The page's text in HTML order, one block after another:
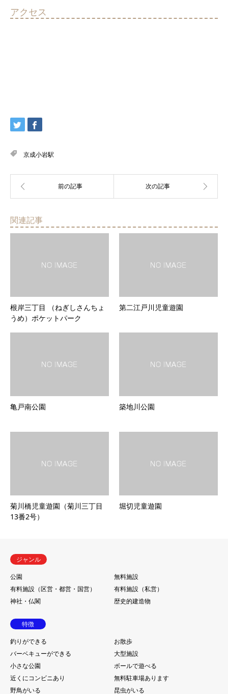
アクセス
京成小岩駅
関連記事
根岸三丁目 （ねぎしさんちょ
うめ）ポケットパーク
第二江戸川児童遊園
亀戸南公園 築地川公園
菊川橋児童遊園（菊川三丁目
13番2号）
堀切児童遊園
ジャンル
公園
無料施設
有料施設（区営・都営・国営）
有料施設（私営）
神社・仏閣
歴史的建造物
特徴
釣りができる
お散歩
バーベキューができる
大型施設
小さな公園
ボールで遊べる
近くにコンビニあり
無料駐車場あります
野鳥がいる
昆虫がいる